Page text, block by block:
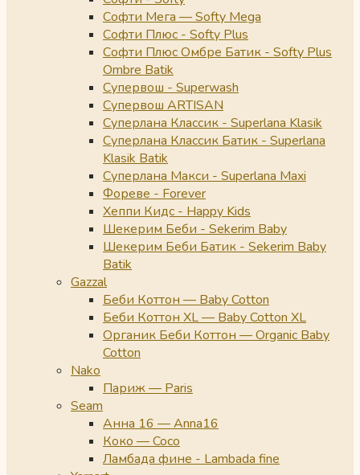
Софти Мега — Softy Mega
Софти Плюс - Softy Plus
Софти Плюс Омбре Батик - Softy Plus
Ombre Batik
Супервош - Superwash
Супервош ARTISAN
Суперлана Классик - Superlana Klasik
Суперлана Классик Батик - Superlana
Klasik Batik
Суперлана Макси - Superlana Maxi
Фореве - Forever
Хеппи Кидс - Happy Kids
Шекерим Беби - Sekerim Baby
Шекерим Беби Батик - Sekerim Baby
Batik
Gazzal
Беби Коттон — Baby Cotton
Беби Коттон XL — Baby Cotton XL
Органик Беби Коттон — Organic Baby
Cotton
Nako
Париж — Paris
Seam
Анна 16 — Anna16
Коко — Coco
Ламбада фине - Lambada fine